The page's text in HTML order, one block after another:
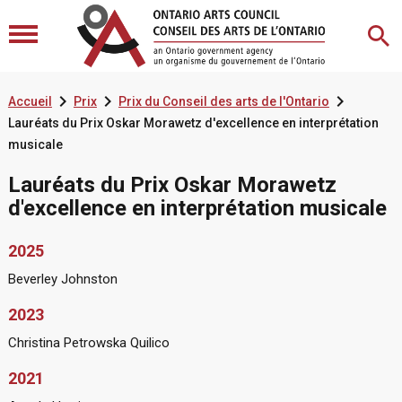
Accueil  Prix Prix du Conseil des arts de l'Ontario
Lauréats du Prix Oskar Morawetz d'excellence en interprétation
musicale
Lauréats du Prix Oskar Morawetz
d'excellence en interprétation musicale
2025
Beverley Johnston
2023
Christina Petrowska Quilico
​​​2021